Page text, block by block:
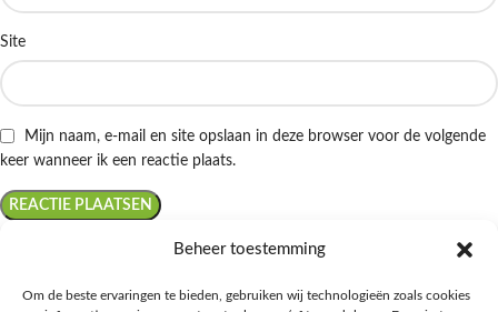
Beheer toestemming
Om de beste ervaringen te bieden, gebruiken wij technologieën zoals cookies
Site
Mijn naam, e-mail en site opslaan in deze browser voor de volgende
keer wanneer ik een reactie plaats.